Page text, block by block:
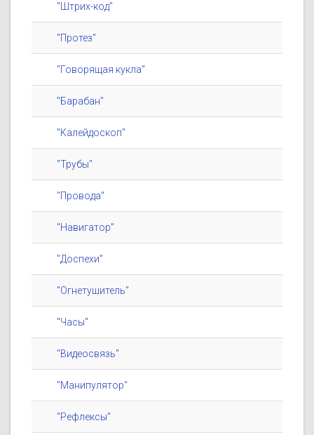
"Штрих-код"
"Протез"
"Говорящая кукла"
"Барабан"
"Калейдоскоп"
"Трубы"
"Провода"
"Навигатор"
"Доспехи"
"Огнетушитель"
"Часы"
"Видеосвязь"
"Манипулятор"
"Рефлексы"